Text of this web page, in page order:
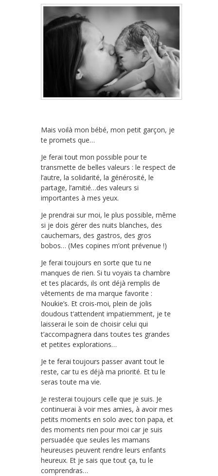
Mais voilà mon bébé, mon petit garçon, je
te promets que…
Je ferai tout mon possible pour te
transmette de belles valeurs : le respect de
l’autre, la solidarité, la générosité, le
partage, l’amitié…des valeurs si
importantes à mes yeux.
Je prendrai sur moi, le plus possible, même
si je dois gérer des nuits blanches, des
cauchemars, des gastros, des gros
bobos… (Mes copines m’ont prévenue !)
Je ferai toujours en sorte que tu ne
manques de rien. Si tu voyais ta chambre
et tes placards, ils ont déjà remplis de
vêtements de ma marque favorite :
Noukie’s. Et crois-moi, plein de jolis
doudous t’attendent impatiemment, je te
laisserai le soin de choisir celui qui
t’accompagnera dans toutes tes grandes
et petites explorations…
Je te ferai toujours passer avant tout le
reste, car tu es déjà ma priorité. Et tu le
seras toute ma vie.
Je resterai toujours celle que je suis. Je
continuerai à voir mes amies, à avoir mes
petits moments en solo avec ton papa, et
des moments rien pour moi car je suis
persuadée que seules les mamans
heureuses peuvent rendre leurs enfants
heureux. Et je sais que tout ça, tu le
comprendras…